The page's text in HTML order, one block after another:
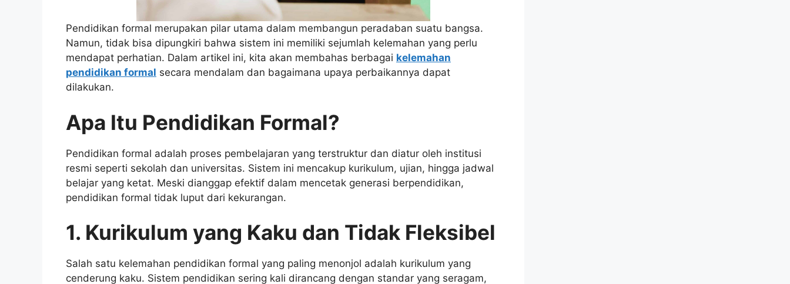
Pendidikan formal merupakan pilar utama dalam membangun peradaban suatu bangsa.
Namun, tidak bisa dipungkiri bahwa sistem ini memiliki sejumlah kelemahan yang perlu
mendapat perhatian. Dalam artikel ini, kita akan membahas berbagai kelemahan
pendidikan formal secara mendalam dan bagaimana upaya perbaikannya dapat
dilakukan.
Apa Itu Pendidikan Formal?
Pendidikan formal adalah proses pembelajaran yang terstruktur dan diatur oleh institusi
resmi seperti sekolah dan universitas. Sistem ini mencakup kurikulum, ujian, hingga jadwal
belajar yang ketat. Meski dianggap efektif dalam mencetak generasi berpendidikan,
pendidikan formal tidak luput dari kekurangan.
1. Kurikulum yang Kaku dan Tidak Fleksibel
Salah satu kelemahan pendidikan formal yang paling menonjol adalah kurikulum yang
cenderung kaku. Sistem pendidikan sering kali dirancang dengan standar yang seragam,